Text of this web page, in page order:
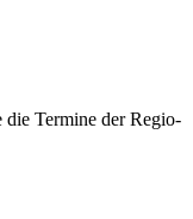
die Termine der Regio-